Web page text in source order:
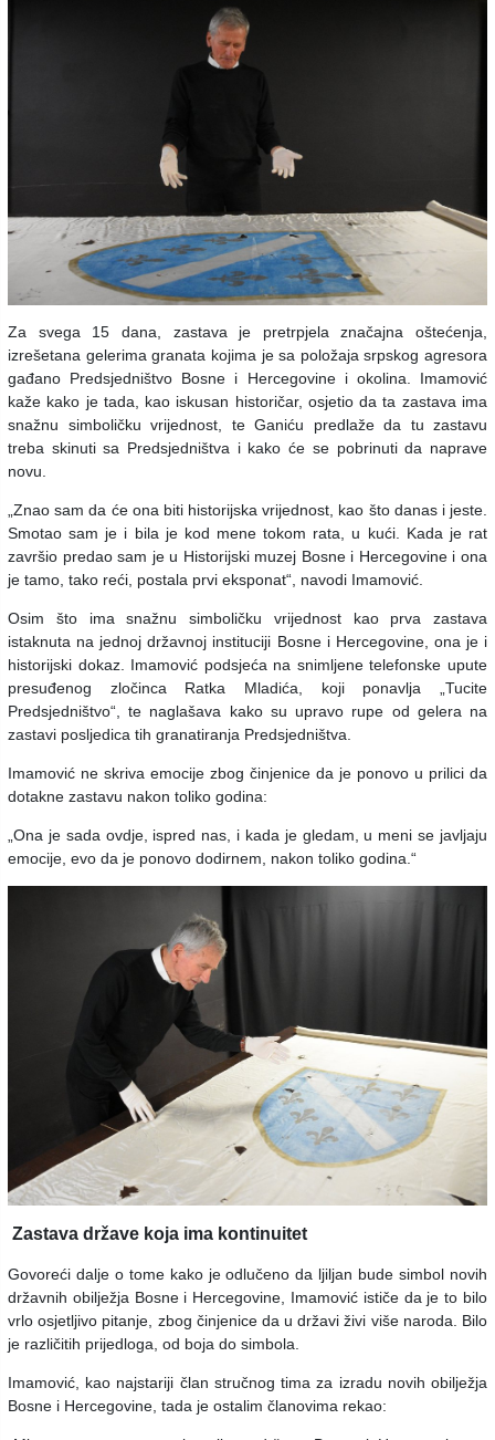
Za svega 15 dana, zastava je pretrpjela značajna oštećenja,
izrešetana gelerima granata kojima je sa položaja srpskog agresora
gađano Predsjedništvo Bosne i Hercegovine i okolina. Imamović
kaže kako je tada, kao iskusan historičar, osjetio da ta zastava ima
snažnu simboličku vrijednost, te Ganiću predlaže da tu zastavu
treba skinuti sa Predsjedništva i kako će se pobrinuti da naprave
novu.
„Znao sam da će ona biti historijska vrijednost, kao što danas i jeste.
Smotao sam je i bila je kod mene tokom rata, u kući. Kada je rat
završio predao sam je u Historijski muzej Bosne i Hercegovine i ona
je tamo, tako reći, postala prvi eksponat“, navodi Imamović.
Osim što ima snažnu simboličku vrijednost kao prva zastava
istaknuta na jednoj državnoj instituciji Bosne i Hercegovine, ona je i
historijski dokaz. Imamović podsjeća na snimljene telefonske upute
presuđenog zločinca Ratka Mladića, koji ponavlja „Tucite
Predsjedništvo“, te naglašava kako su upravo rupe od gelera na
zastavi posljedica tih granatiranja Predsjedništva.
Imamović ne skriva emocije zbog činjenice da je ponovo u prilici da
dotakne zastavu nakon toliko godina:
„Ona je sada ovdje, ispred nas, i kada je gledam, u meni se javljaju
emocije, evo da je ponovo dodirnem, nakon toliko godina.“
Zastava države koja ima kontinuitet
Govoreći dalje o tome kako je odlučeno da ljiljan bude simbol novih
državnih obilježja Bosne i Hercegovine, Imamović ističe da je to bilo
vrlo osjetljivo pitanje, zbog činjenice da u državi živi više naroda. Bilo
je različitih prijedloga, od boja do simbola.
Imamović, kao najstariji član stručnog tima za izradu novih obilježja
Bosne i Hercegovine, tada je ostalim članovima rekao: